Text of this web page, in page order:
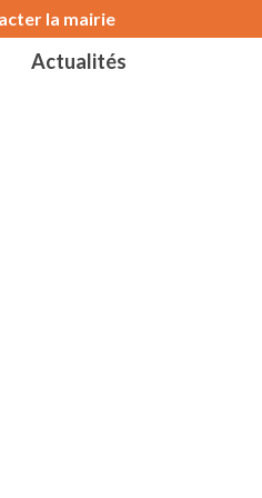
la mairie
Actualités